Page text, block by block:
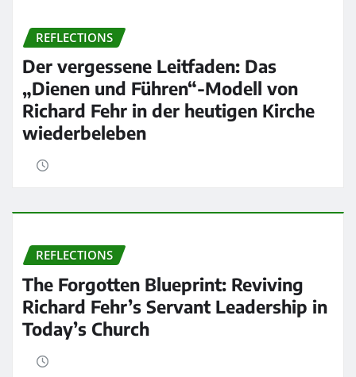
REFLECTIONS
Der vergessene Leitfaden: Das
„Dienen und Führen“-Modell von
Richard Fehr in der heutigen Kirche
wiederbeleben
REFLECTIONS
The Forgotten Blueprint: Reviving
Richard Fehr’s Servant Leadership in
Today’s Church